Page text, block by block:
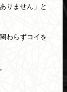
りません」と
わらずコイを